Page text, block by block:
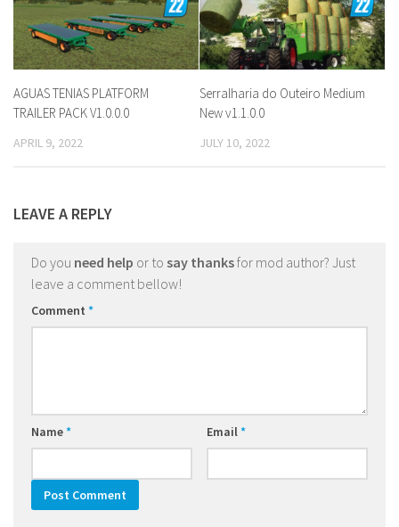
AGUAS TENIAS PLATFORM
TRAILER PACK V1.0.0.0
APRIL 9, 2022
Serralharia do Outeiro Medium
New v1.1.0.0
JULY 10, 2022
LEAVE A REPLY
Do you need help or to say thanksfor mod author? Just
leave a comment bellow!
Comment *
Name* Email*